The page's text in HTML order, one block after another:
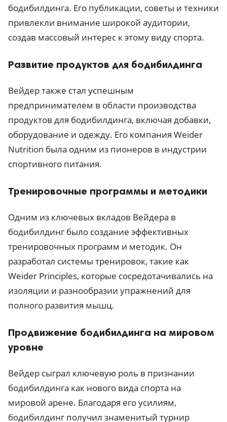
бодибилдинга. Его публикации, советы и техники
привлекли внимание широкой аудитории,
создав массовый интерес к этому виду спорта.
Развитие продуктов для бодибилдинга
Вейдер также стал успешным
предпринимателем в области производства
продуктов для бодибилдинга, включая добавки,
оборудование и одежду. Его компания Weider
Nutrition была одним из пионеров в индустрии
спортивного питания.
Тренировочные программы и методики
Одним из ключевых вкладов Вейдера в
бодибилдинг было создание эффективных
тренировочных программ и методик. Он
разработал системы тренировок, такие как
Weider Principles, которые сосредотачивались на
изоляции и разнообразии упражнений для
полного развития мышц.
Продвижение бодибилдинга на мировом
уровне
Вейдер сыграл ключевую роль в признании
бодибилдинга как нового вида спорта на
мировой арене. Благодаря его усилиям,
бодибилдинг получил знаменитый турнир